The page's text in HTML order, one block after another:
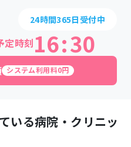
24時間365日受付中
定時刻16:30
システム利用料0円
いる病院・クリニッ